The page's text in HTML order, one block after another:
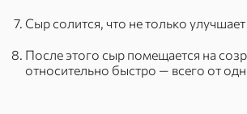
Сыр солится, что не только
После этого сыр помещается на
относительно быстро — всего от